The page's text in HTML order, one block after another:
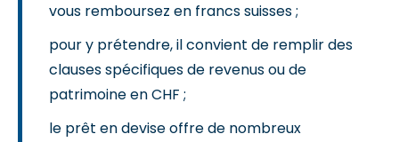
vous remboursez en francs suisses ;
pour y prétendre, il convient de remplir des
clauses spécifiques de revenus ou de
patrimoine en CHF ;
le prêt en devise offre de nombreux